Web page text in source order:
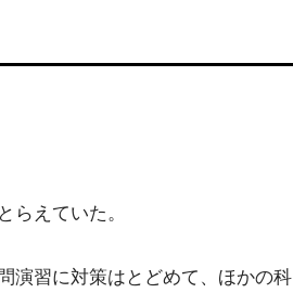
らえていた。
演習に対策はとどめて、ほかの科